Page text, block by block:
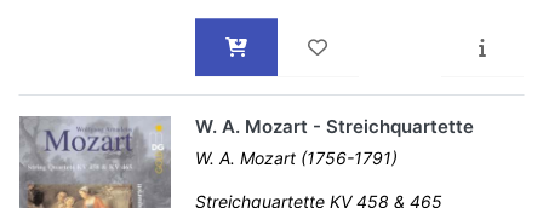
W. A. Mozart - Streichquartette
W. A. Mozart (1756-1791)
Streichquartette KV 458 & 465